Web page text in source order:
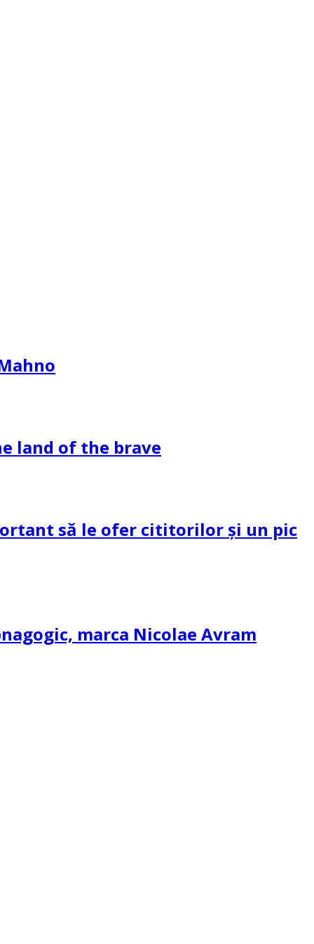
land of the brave
să le ofer cititorilor și un pic
marca Nicolae Avram